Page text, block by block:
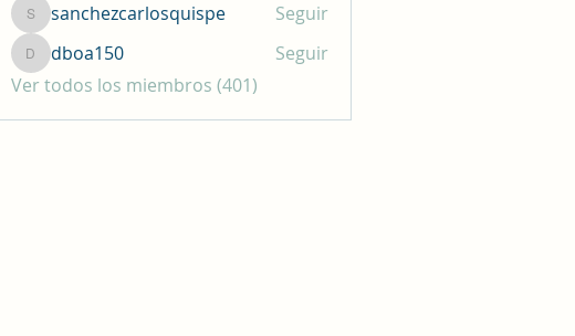
sanchezcarlosquispe
sanchezcarlosquispe Seguir
dboa150
dboa150
Seguir
Ver todos los miembros (401)